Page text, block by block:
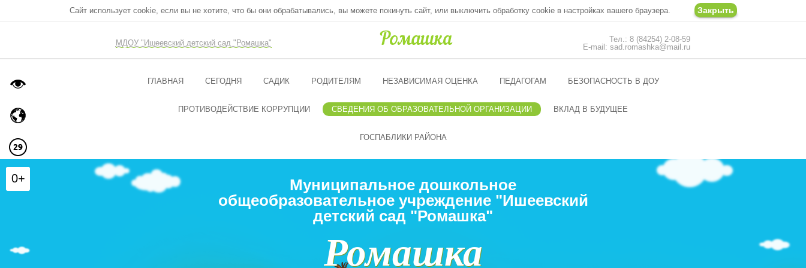
Сайт использует cookie, если вы не хотите, что бы они обрабатывались, вы можете покинуть сайт, или выключить обработку cookie в настройках вашего браузера. Закрыть
МДОУ "Ишеевский детский сад "Ромашка"
Тел.: 8 (84254) 2-08-59
E-mail: sad.romashka@mail.ru
ГЛАВНАЯ СЕГОДНЯ САДИК РОДИТЕЛЯМ НЕЗАВИСИМАЯ ОЦЕНКА ПЕДАГОГАМ БЕЗОПАСНОСТЬ В ДОУ
ПРОТИВОДЕЙСТВИЕ КОРРУПЦИИ СВЕДЕНИЯ ОБ ОБРАЗОВАТЕЛЬНОЙ ОРГАНИЗАЦИИ ВКЛАД В БУДУЩЕЕ
ГОСПАБЛИКИ РАЙОНА
Муниципальное дошкольное
общеобразовательное учреждение "Ишеевский
детский сад "Ромашка"
Ромашка
0+